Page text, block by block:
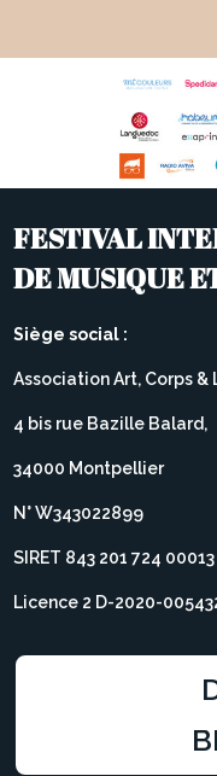
FESTIVAL
DE MUSIQUE
Siège social :
Association Art, Corps &
4 bis rue Bazille Balard,
34000 Montpellier
N° W343022899
SIRET 843 201 724 00013
Licence 2 D-2020-